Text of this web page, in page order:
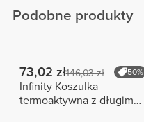
Podobne produkty
73,02 zł146,03 zł 50%
Infinity Koszulka
termoaktywna z długim